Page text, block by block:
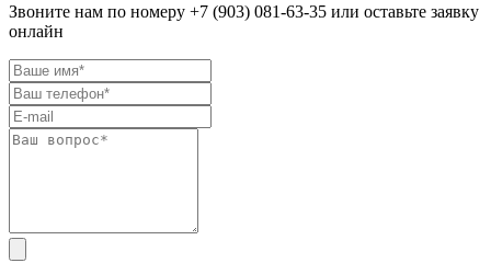
Звоните нам по номеру +7 (903) 081-63-35 или оставьте заявку
онлайн